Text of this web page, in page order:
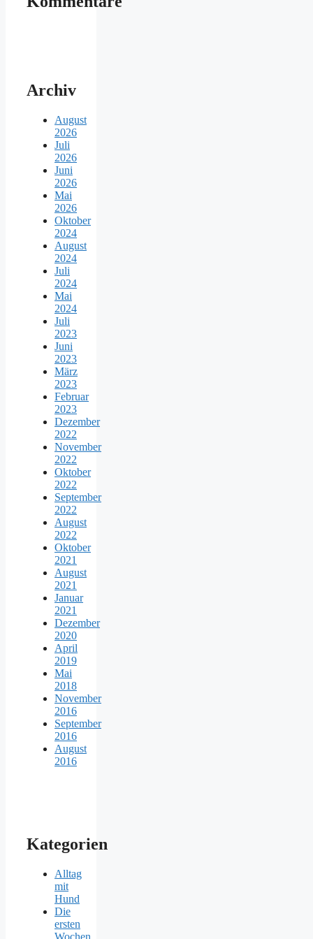
Archiv
August
2026
Juli
2026
Juni
2026
Mai
2026
Oktober
2024
August
2024
Juli
2024
Mai
2024
Juli
2023
Juni
2023
März
2023
Februar
2023
Dezember
2022
November
2022
Oktober
2022
September
2022
August
2022
Oktober
2021
August
2021
Januar
2021
Dezember
2020
April
2019
Mai
2018
November
2016
September
2016
August
2016
Kategorien
Alltag
mit
Hund
Die
ersten
Wochen